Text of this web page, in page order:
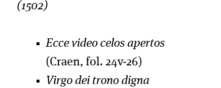
(1502)
Ecce video celos apertos
(Craen, fol. 24v-26)
Virgo dei trono digna